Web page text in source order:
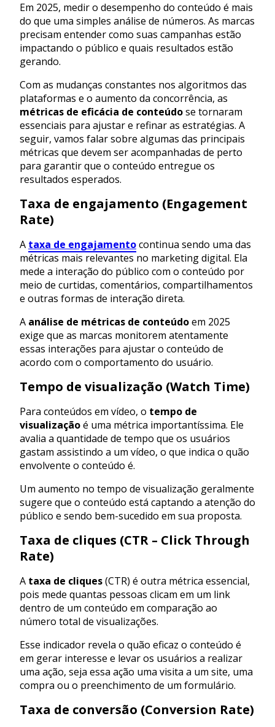
Em 2025, medir o desempenho do conteúdo é mais
do que uma simples análise de números. As marcas
precisam entender como suas campanhas estão
impactando o público e quais resultados estão
gerando.
Com as mudanças constantes nos algoritmos das
plataformas e o aumento da concorrência, as
métricas de eficácia de conteúdose tornaram
essenciais para ajustar e refinar as estratégias. A
seguir, vamos falar sobre algumas das principais
métricas que devem ser acompanhadas de perto
para garantir que o conteúdo entregue os
resultados esperados.
Taxa de engajamento (Engagement
Rate)
A taxa de engajamentocontinua sendo uma das
métricas mais relevantes no marketing digital. Ela
mede a interação do público com o conteúdo por
meio de curtidas, comentários, compartilhamentos
e outras formas de interação direta.
A análise de métricas de conteúdoem 2025
exige que as marcas monitorem atentamente
essas interações para ajustar o conteúdo de
acordo com o comportamento do usuário.
Tempo de visualização (Watch Time)
Para conteúdos em vídeo, o tempo de
visualizaçãoé uma métrica importantíssima. Ele
avalia a quantidade de tempo que os usuários
gastam assistindo a um vídeo, o que indica o quão
envolvente o conteúdo é.
Um aumento no tempo de visualização geralmente
sugere que o conteúdo está captando a atenção do
público e sendo bem-sucedido em sua proposta.
Taxa de cliques (CTR – Click Through
Rate)
A taxa de cliques(CTR) é outra métrica essencial,
pois mede quantas pessoas clicam em um link
dentro de um conteúdo em comparação ao
número total de visualizações.
Esse indicador revela o quão eficaz o conteúdo é
em gerar interesse e levar os usuários a realizar
uma ação, seja essa ação uma visita a um site, uma
compra ou o preenchimento de um formulário.
Taxa de conversão (Conversion Rate)